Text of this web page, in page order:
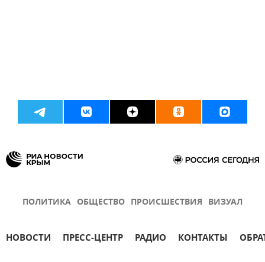
ПОЛИТИКА ОБЩЕСТВО ПРОИСШЕСТВИЯ ВИЗУАЛ
НОВОСТИ ПРЕСС-ЦЕНТР РАДИО КОНТАКТЫ